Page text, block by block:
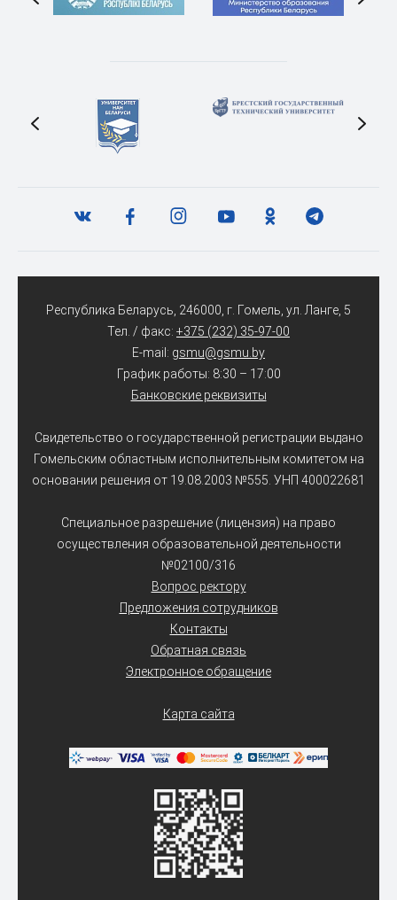
Республика Беларусь, 246000, г. Гомель, ул. Ланге, 5
Тел. / факс: +375 (232) 35-97-00
E-mail: gsmu@gsmu.by
График работы: 8:30 – 17:00
Банковские реквизиты
Свидетельство о государственной регистрации выдано
Гомельским областным исполнительным комитетом на
основании решения от 19.08.2003 №555. УНП 400022681
Специальное разрешение (лицензия) на право
осуществления образовательной деятельности
№02100/316
Вопрос ректору
Предложения сотрудников
Контакты
Обратная связь
Электронное обращение
Карта сайта